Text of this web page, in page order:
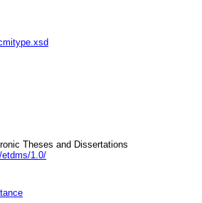
Theses and Dissertations
etdms/1.0/